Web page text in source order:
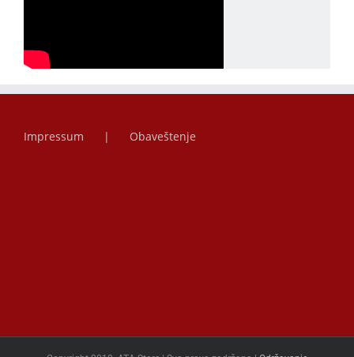
Impressum Obaveštenje